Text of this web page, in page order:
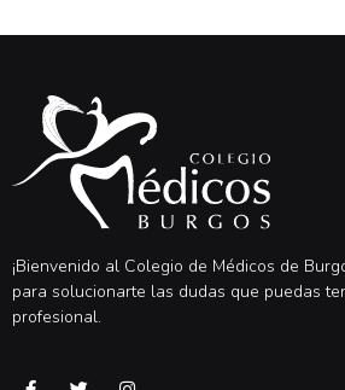
¡Bienvenido al Colegio de Médicos de
para solucionarte las dudas que puedas
profesional.